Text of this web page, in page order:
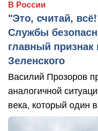
В России
"Это, считай,
Службы
главный
Зеленского
Василий Прозоров
аналогичной
века, который один